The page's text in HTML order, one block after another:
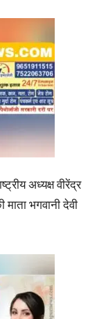
अध्यक्ष वीरेंद्र
भगवानी देवी